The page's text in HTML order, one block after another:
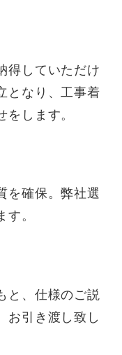
得していただけ
となり、工事着
します。
を確保。弊社選
。
と、仕様のご説
お引き渡し致し